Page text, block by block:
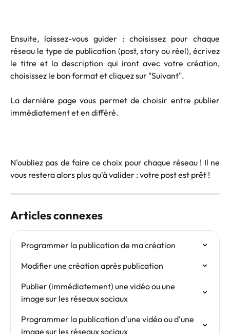
Ensuite, laissez-vous guider : choisissez pour chaque
réseau le type de publication (post, story ou réel), écrivez
le titre et la description qui iront avec votre création,
choisissez le bon format et cliquez sur "Suivant".
La dernière page vous permet de choisir entre publier
immédiatement et en différé.
N'oubliez pas de faire ce choix pour chaque réseau ! Il ne
vous restera alors plus qu'à valider : votre post est prêt !
Articles connexes
Programmer la publication de ma création
Modifier une création après publication
Publier (immédiatement) une vidéo ou une
image sur les réseaux sociaux
Programmer la publication d'une vidéo ou d'une
image sur les réseaux sociaux